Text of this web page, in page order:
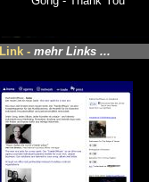
Link - mehr Links ...